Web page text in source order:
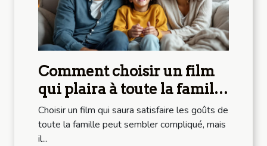
Comment choisir un film
qui plaira à toute la famille
?
Choisir un film qui saura satisfaire les goûts de
toute la famille peut sembler compliqué, mais
il...